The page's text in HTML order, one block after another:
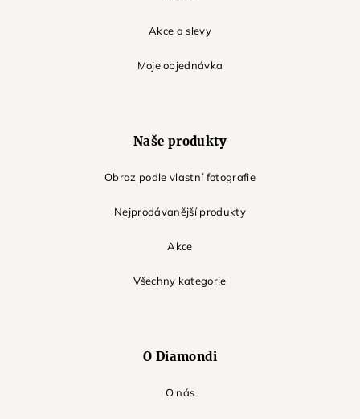
Akce a slevy
Moje objednávka
Naše produkty
Obraz podle vlastní fotografie
Nejprodávanější produkty
Akce
Všechny kategorie
O Diamondi
O nás